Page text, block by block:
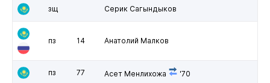
зщ Серик Сагындыков
пз 14 Анатолий Малков
пз 77 Асет Менлихожа '70